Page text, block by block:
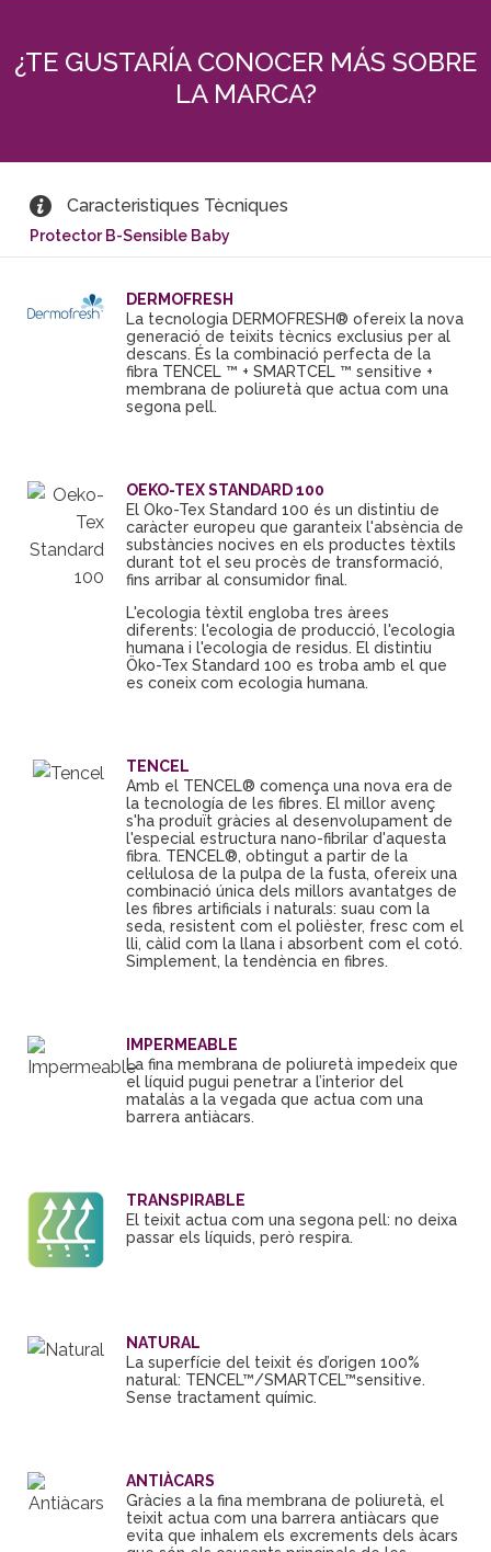
¿TE GUSTARÍA CONOCER MÁS SOBRE
LA MARCA?
Caracteristiques Tècniques
Protector B-Sensible Baby
DERMOFRESH
La tecnologia DERMOFRESH® ofereix la nova
generació de teixits tècnics exclusius per al
descans. És la combinació perfecta de la
fibra TENCEL ™ + SMARTCEL ™ sensitive +
membrana de poliuretà que actua com una
segona pell.
OEKO-TEX STANDARD 100
El Öko-Tex Standard 100 és un distintiu de
caràcter europeu que garanteix l'absència de
substàncies nocives en els productes tèxtils
durant tot el seu procès de transformació,
fins arribar al consumidor final.
L'ecologia tèxtil engloba tres àrees
diferents: l'ecologia de producció, l'ecologia
humana i l'ecologia de residus. El distintiu
Öko-Tex Standard 100 es troba amb el que
es coneix com ecologia humana.
TENCEL
Amb el TENCEL® comença una nova era de
la tecnología de les fibres. El millor avenç
s'ha produït gràcies al desenvolupament de
l'especial estructura nano-fibrilar d'aquesta
fibra. TENCEL®, obtingut a partir de la
cel·lulosa de la pulpa de la fusta, ofereix una
combinació única dels millors avantatges de
les fibres artificials i naturals: suau com la
seda, resistent com el polièster, fresc com el
lli, càlid com la llana i absorbent com el cotó.
Simplement, la tendència en fibres.
IMPERMEABLE
La fina membrana de poliuretà impedeix que
el líquid pugui penetrar a l’interior del
matalàs a la vegada que actua com una
barrera antiàcars.
TRANSPIRABLE
El teixit actua com una segona pell: no deixa
passar els líquids, però respira.
NATURAL
La superfície del teixit és d’origen 100%
natural: TENCEL™/SMARTCEL™sensitive.
Sense tractament químic.
ANTIÀCARS
Gràcies a la fina membrana de poliuretà, el
teixit actua com una barrera antiàcars que
evita que inhalem els excrements dels àcars